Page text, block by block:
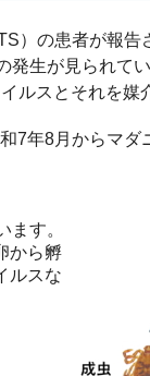
）の患者が報
発生が見られて
ルスとそれを媒
年8月からマダ
す。
から孵
ルスな